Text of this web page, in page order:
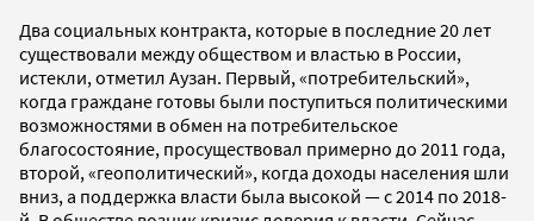
Два социальных контракта, которые в последние 20 лет
существовали между обществом и властью в России,
истекли, отметил Аузан. Первый, «потребительский»,
когда граждане готовы были поступиться политическими
возможностями в обмен на потребительское
благосостояние, просуществовал примерно до 2011 года,
второй, «геополитический», когда доходы населения шли
вниз, а поддержка власти была высокой — с 2014 по 2018-